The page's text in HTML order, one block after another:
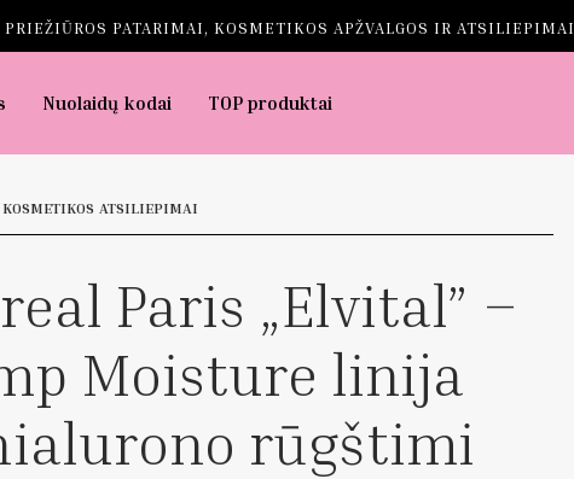
PATARIMAI, KOSMETIKOS APŽVALGOS IR ATSILIEPIMAI
Nuolaidų kodai TOP produktai
KOSMETIKOS ATSILIEPIMAI
Paris „Elvital” –
Moisture linija
rūgštimi